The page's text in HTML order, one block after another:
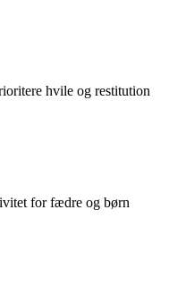
hvile og restitution
for fædre og børn